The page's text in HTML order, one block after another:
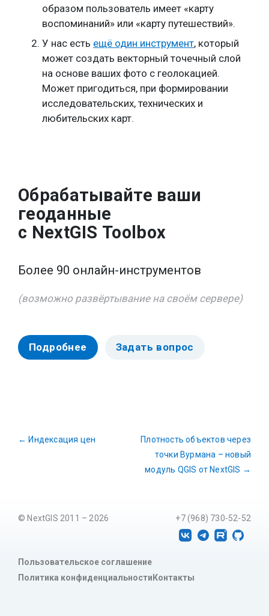
образом пользователь имеет «карту
воспоминаний» или «карту путешествий».
У нас есть ещё один инструмент, который
может создать векторный точечный слой
на основе ваших фото с геолокацией.
Может пригодиться, при формировании
исследовательских, технических и
любительских карт.
Обрабатывайте ваши
геоданные
с NextGIS Toolbox
Более 90 онлайн-инструментов
(возможно развёртывание на своём сервере)
Подробнее Задать вопрос
← Индексация цен
Плотность объектов через
точки Вурмана – новый
модуль QGIS от NextGIS →
+7 (968) 730-52-52
© NextGIS 2011 – 2026
Пользовательское соглашение
Политика конфиденциальности Контакты